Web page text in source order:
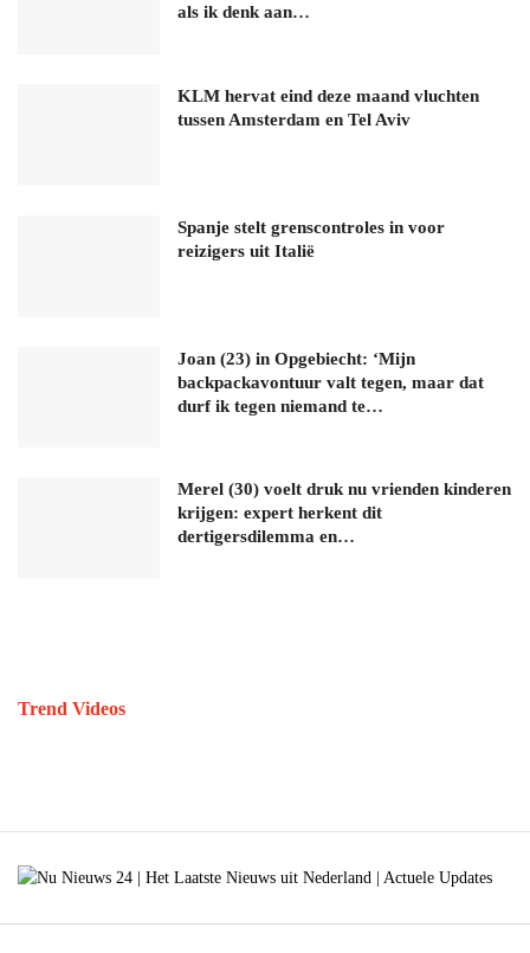
als ik denk aan…
KLM hervat eind deze maand vluchten
tussen Amsterdam en Tel Aviv
Spanje stelt grenscontroles in voor
reizigers uit Italië
Joan (23) in Opgebiecht: ‘Mijn
backpackavontuur valt tegen, maar dat
durf ik tegen niemand te…
Merel (30) voelt druk nu vrienden kinderen
krijgen: expert herkent dit
dertigersdilemma en…
Trend Videos